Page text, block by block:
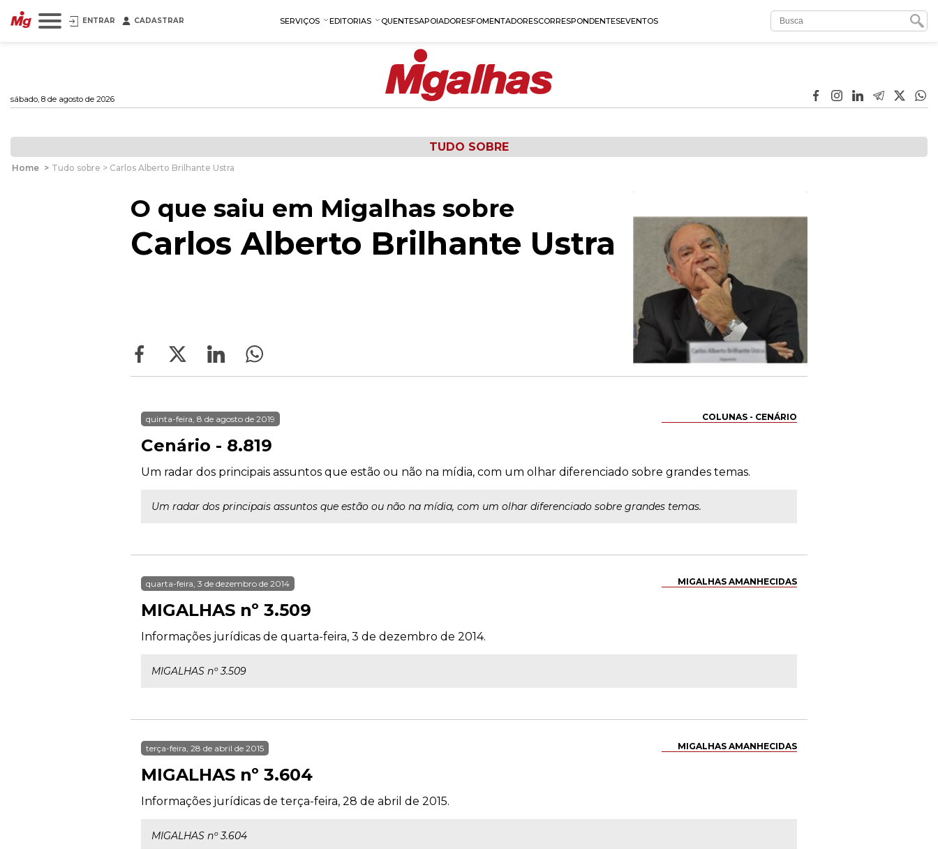
ENTRAR CADASTRAR SERVIÇOS EDITORIAS QUENTESAPOIADORESFOMENTADORESCORRESPONDENTESEVENTOS
sábado, 8 de agosto de 2026
TUDO SOBRE
Home > Tudo sobre > Carlos Alberto Brilhante Ustra
O que saiu em Migalhas sobre
Carlos Alberto Brilhante Ustra
COLUNAS - CENÁRIO
quinta-feira, 8 de agosto de 2019
Cenário - 8.819
Um radar dos principais assuntos que estão ou não na mídia, com um olhar diferenciado sobre grandes temas.
Um radar dos principais assuntos que estão ou não na mídia, com um olhar diferenciado sobre grandes temas.
MIGALHAS AMANHECIDAS
quarta-feira, 3 de dezembro de 2014
MIGALHAS nº 3.509
Informações jurídicas de quarta-feira, 3 de dezembro de 2014.
MIGALHAS nº 3.509
MIGALHAS AMANHECIDAS
terça-feira, 28 de abril de 2015
MIGALHAS nº 3.604
Informações jurídicas de terça-feira, 28 de abril de 2015.
MIGALHAS nº 3.604